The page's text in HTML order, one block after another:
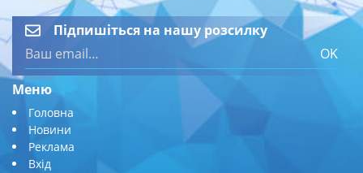
Підпишіться на нашу розсилку
OK
Меню
Головна
Новини
Реклама
Вхід